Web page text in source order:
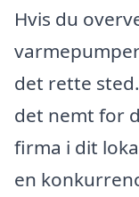
Hvis du
det rette
det nemt for
firma i dit
en